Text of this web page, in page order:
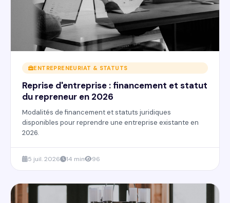
ENTREPRENEURIAT & STATUTS
Reprise d'entreprise : financement et statut
du repreneur en 2026
Modalités de financement et statuts juridiques
disponibles pour reprendre une entreprise existante en
2026.
5 juil. 2026 14 min 96